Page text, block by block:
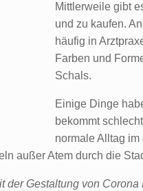
Mittlerweile gibt
und zu kaufen.
häufig in
Farben und
Schals.
Einige Dinge
bekommt
normale Alltag
außer Atem durch die
der Gestaltung von Corona